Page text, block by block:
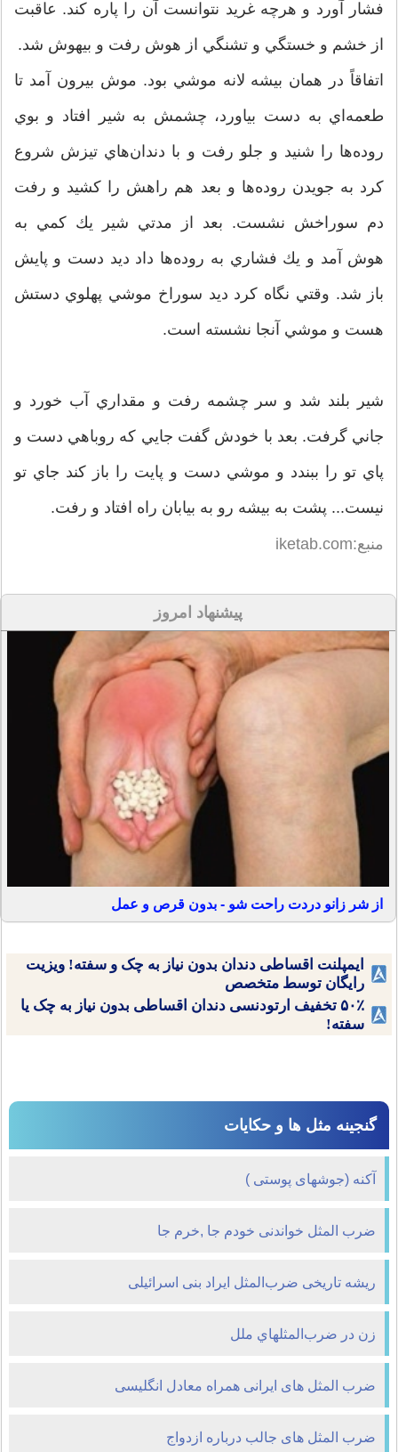
فشار آورد و هرچه غريد نتوانست آن را پاره كند. عاقبت
از خشم و خستگي و تشنگي از هوش رفت و بيهوش شد.
اتفاقاً در همان بيشه لانه موشي بود. موش بيرون آمد تا
طعمه‌اي به دست بياورد، چشمش به شير افتاد و بوي
روده‌‌ها را شنيد و جلو رفت و با دندان‌هاي تيزش شروع
كرد به جويدن روده‌‌ها و بعد هم راهش را كشيد و رفت
دم سوراخش نشست. بعد از مدتي شير يك كمي به
هوش آمد و يك فشاري به روده‌‌ها داد ديد دست و پايش
باز شد. وقتي نگاه كرد ديد سوراخ موشي پهلوي دستش
هست و موشي آنجا نشسته است.
شير بلند شد و سر چشمه رفت و مقداري آب خورد و
جاني گرفت. بعد با خودش گفت جايي كه روباهي دست و
پاي تو را ببندد و موشي دست و پايت را باز كند جاي تو
نيست... پشت به بيشه رو به بيابان راه افتاد و رفت.
منبع:iketab.com
پیشنهاد امروز
از شر زانو دردت راحت شو - بدون قرص و عمل
ایمپلنت اقساطی دندان بدون نیاز به چک و سفته! ویزیت
رایگان توسط متخصص
۵۰٪ تخفیف ارتودنسی دندان اقساطی بدون نیاز به چک یا
سفته!
گنجینه مثل ها و حکایات
آکنه (جوشهای پوستی )
ضرب المثل خواندنی خودم جا ,خرم جا
ریشه تاریخی ضرب‌المثل ایراد بنی اسرائیلی
زن در ضرب‌المثلهاي ملل
ضرب المثل های ایرانی همراه معادل انگلیسی
ضرب المثل های جالب درباره ازدواج